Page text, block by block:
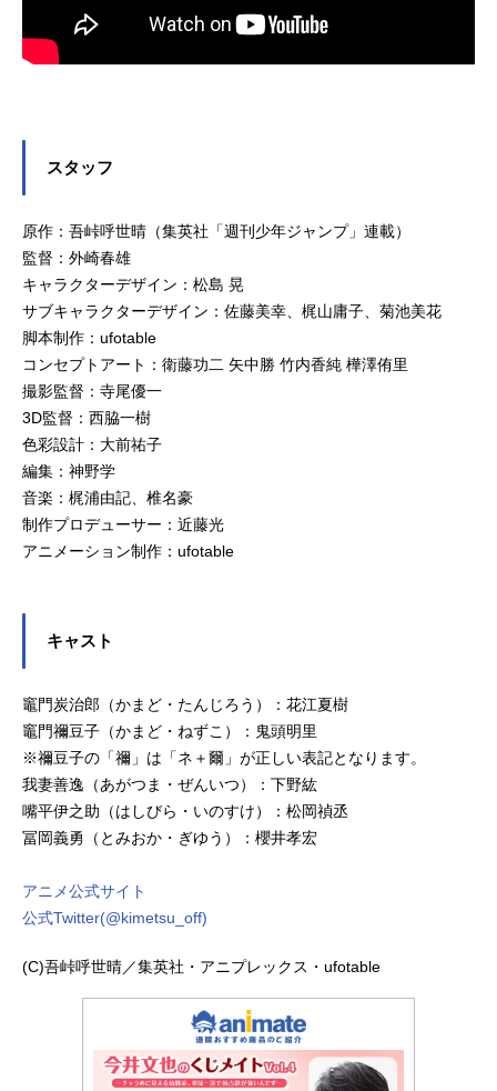
スタッフ
原作：吾峠呼世晴（集英社「週刊少年ジャンプ」連載）
監督：外崎春雄
キャラクターデザイン：松島 晃
サブキャラクターデザイン：佐藤美幸、梶山庸子、菊池美花
脚本制作：ufotable
コンセプトアート：衛藤功二 矢中勝 竹内香純 樺澤侑里
撮影監督：寺尾優一
3D監督：西脇一樹
色彩設計：大前祐子
編集：神野学
音楽：梶浦由記、椎名豪
制作プロデューサー：近藤光
アニメーション制作：ufotable
キャスト
竈門炭治郎（かまど・たんじろう）：花江夏樹
竈門禰豆子（かまど・ねずこ）：鬼頭明里
※禰豆子の「禰」は「ネ＋爾」が正しい表記となります。
我妻善逸（あがつま・ぜんいつ）：下野紘
嘴平伊之助（はしびら・いのすけ）：松岡禎丞
冨岡義勇（とみおか・ぎゆう）：櫻井孝宏
アニメ公式サイト
公式Twitter(@kimetsu_off)
(C)吾峠呼世晴／集英社・アニプレックス・ufotable